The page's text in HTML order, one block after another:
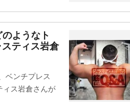
ようなト
ティス岩倉
ベンチプレス
ィス岩倉さんが